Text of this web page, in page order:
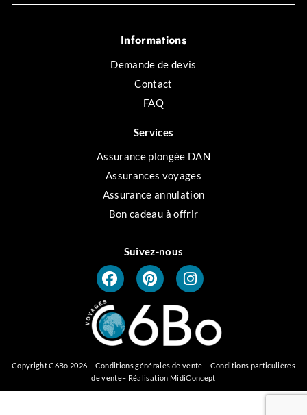
Informations
Demande de devis
Contact
FAQ
Services
Assurance plongée DAN
Assurances voyages
Assurance annulation
Bon cadeau à offrir
Suivez-nous
Copyright C6Bo 2026 – Conditions générales de vente – Conditions particulières
de vente– Réalisation MidiConcept